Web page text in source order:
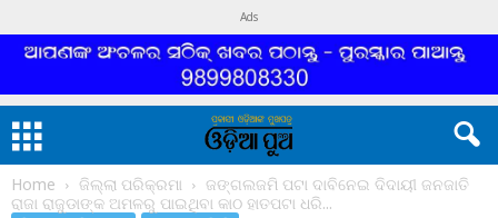
Ads
Home ଜିଲ୍ଲା ପରିକ୍ରମା
ଜଙ୍ଗଲଜମି ପଟା ଦାବିନେଇ ଦିଦାୟୀ ଜନଜାତି
ରାଜା ରାଜୁଡାଙ୍କ ଅମଳରୁ ପାଇଥିବା କାଠ ହାତପଟା ଧରି...